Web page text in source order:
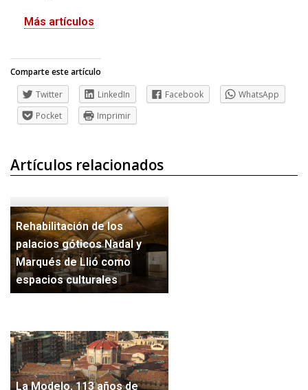
Más artículos
Comparte este artículo
Twitter
LinkedIn Facebook
WhatsApp
Pocket
Imprimir
Artículos relacionados
Rehabilitación de los
palacios góticos Nadal y
Marqués de Llió como
espacios culturales
La Modelo, 113 años de